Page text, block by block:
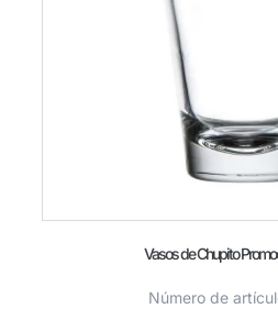
Vasos de Chupito
Número de